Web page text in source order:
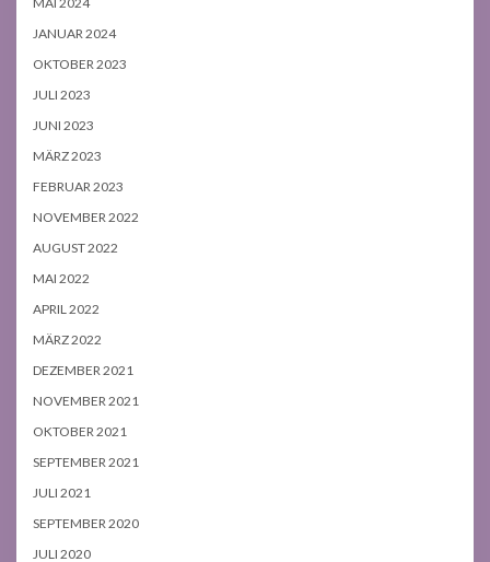
JANUAR 2024
OKTOBER 2023
JULI 2023
JUNI 2023
MÄRZ 2023
FEBRUAR 2023
NOVEMBER 2022
AUGUST 2022
MAI 2022
APRIL 2022
MÄRZ 2022
DEZEMBER 2021
NOVEMBER 2021
OKTOBER 2021
SEPTEMBER 2021
JULI 2021
SEPTEMBER 2020
JULI 2020